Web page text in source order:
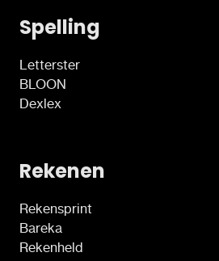
Spelling
Letterster
BLOON
Dexlex
Rekenen
Rekensprint
Bareka
Rekenheld